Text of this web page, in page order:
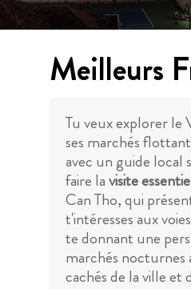
Meilleurs
Tu veux explorer le
ses marchés
avec un guide local
faire lavisite
Can Tho, qui
t'intéresses aux
te donnant une
marchés nocturnes
cachés de la ville et